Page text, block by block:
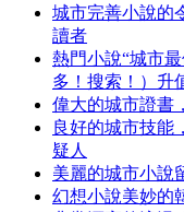
城市完善小說的
讀者
熱門小說“城市
多！搜索！）升
偉大的城市證書
良好的城市技能
疑人
美麗的城市小說
幻想小說美妙的